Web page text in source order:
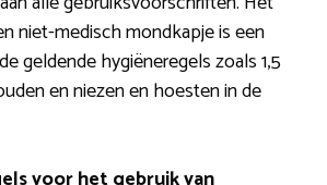
niet-medisch mondkapje is een
geldende hygiëneregels zoals 1,5
en niezen en hoesten in de